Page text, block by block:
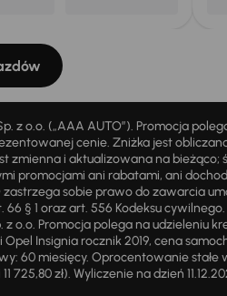
z o.o. („AAA AUTO”). Promocja
cenie. Zniżka jest
i aktualizowana na
promocjami ani rabatami, ani
sobie prawo do zawarcia
§ 1 oraz art. 556 Kodeksu cywilnego.
Promocja polega na udzieleniu
Insignia rocznik 2019, cena
60 miesięcy. Oprocentowanie stałe
725,80 zł). Wyliczenie na dzień